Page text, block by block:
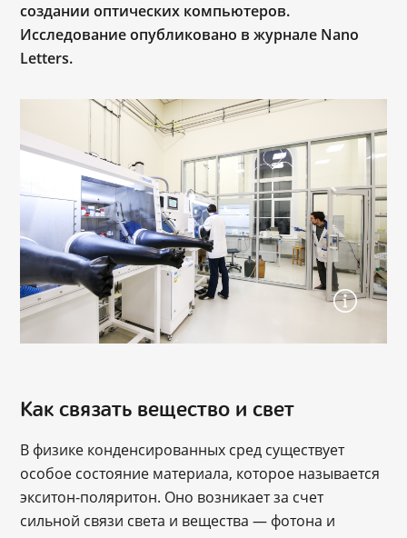
создании оптических компьютеров.
Исследование опубликовано в журнале Nano
Letters.
Как связать вещество и свет
В физике конденсированных сред существует
особое состояние материала, которое называется
экситон-поляритон. Оно возникает за счет
сильной связи света и вещества — фотона и